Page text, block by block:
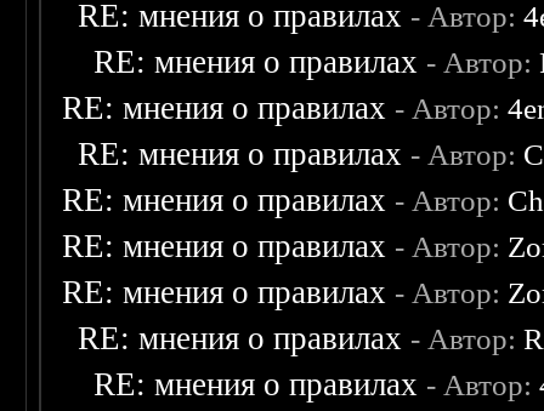
RE: мнения о правилах - Автор:
RE: мнения о правилах - Автор:
RE: мнения о правилах - Автор:
RE: мнения о правилах - Автор:
RE: мнения о правилах - Автор:
RE: мнения о правилах - Автор:
RE: мнения о правилах - Автор:
RE: мнения о правилах - Автор:
RE: мнения о правилах - Автор: